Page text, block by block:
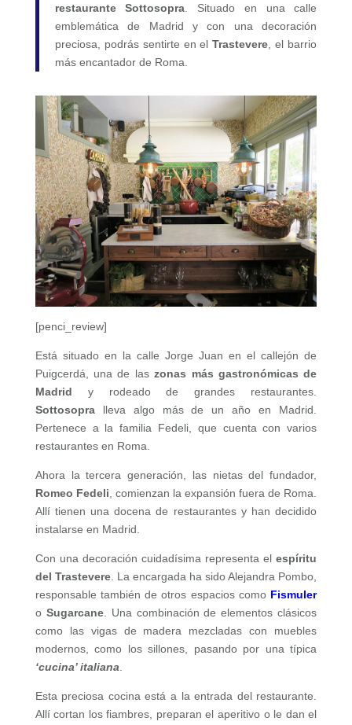
restaurante Sottosopra . Situado en una calle
emblemática de Madrid y con una decoración
preciosa, podrás sentirte en elTrastevere , el barrio
más encantador de Roma.
[penci_review]
Está situado en la calle Jorge Juan en el callejón de
Puigcerdá, una de laszonas más gastronómicas de
Madrid y rodeado de grandes restaurantes.
Sottosopralleva algo más de un año en Madrid.
Pertenece a la familia Fedeli, que cuenta con varios
restaurantes en Roma.
Ahora la tercera generación, las nietas del fundador,
Romeo Fedeli , comienzan la expansión fuera de Roma.
Allí tienen una docena de restaurantes y han decidido
instalarse en Madrid.
Con una decoración cuidadísima representa elespíritu
del Trastevere. La encargada ha sido Alejandra Pombo,
responsable también de otros espacios como Fismuler
o Sugarcane. Una combinación de elementos clásicos
como las vigas de madera mezcladas con muebles
modernos, como los sillones, pasando por una típica
‘cucina’ italiana
Esta preciosa cocina está a la entrada del restaurante.
Allí cortan los fiambres, preparan el aperitivo o le dan el